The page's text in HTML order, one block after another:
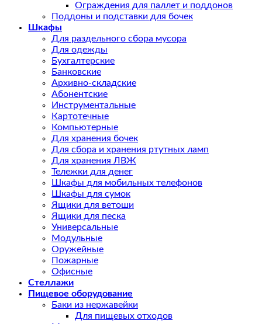
Ограждения для паллет и поддонов
Поддоны и подставки для бочек
Шкафы
Для раздельного сбора мусора
Для одежды
Бухгалтерские
Банковские
Архивно-складские
Абонентские
Инструментальные
Картотечные
Компьютерные
Для хранения бочек
Для сбора и хранения ртутных ламп
Для хранения ЛВЖ
Тележки для денег
Шкафы для мобильных телефонов
Шкафы для сумок
Ящики для ветоши
Ящики для песка
Универсальные
Модульные
Оружейные
Пожарные
Офисные
Стеллажи
Пищевое оборудование
Баки из нержавейки
Для пищевых отходов